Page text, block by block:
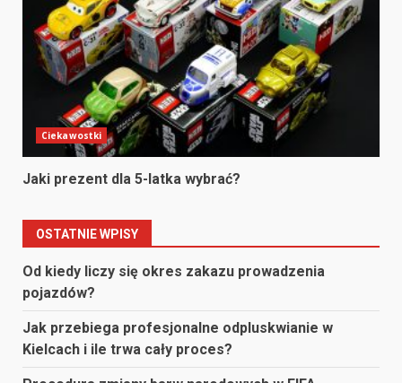
Ciekawostki
Jaki prezent dla 5-latka wybrać?
OSTATNIE WPISY
Od kiedy liczy się okres zakazu prowadzenia
pojazdów?
Jak przebiega profesjonalne odpluskwianie w
Kielcach i ile trwa cały proces?